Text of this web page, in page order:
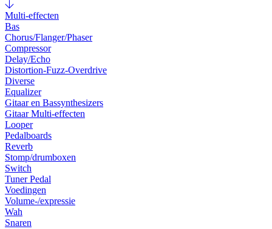
Multi-effecten
Bas
Chorus/Flanger/Phaser
Compressor
Delay/Echo
Distortion-Fuzz-Overdrive
Diverse
Equalizer
Gitaar en Bassynthesizers
Gitaar Multi-effecten
Looper
Pedalboards
Reverb
Stomp/drumboxen
Switch
Tuner Pedal
Voedingen
Volume-/expressie
Wah
Snaren